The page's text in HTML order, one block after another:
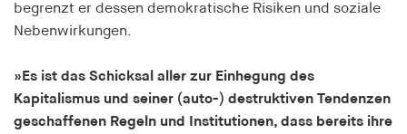
begrenzt er dessen demokratische Risiken und soziale
Nebenwirkungen.
»Es ist das Schicksal aller zur Einhegung des
Kapitalismus und seiner (auto-) destruktiven Tendenzen
geschaffenen Regeln und Institutionen, dass bereits ihre
Speichert den Zustimmungsstatus des Benutzers
Cookie Laufzeit: